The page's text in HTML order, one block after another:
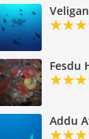
Fesdu
Addu